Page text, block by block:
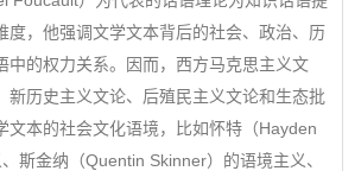
度，他强调文学文本背后的社会、政治、历
中的权力关系。因而，西方马克思主义文
新历史主义文论、后殖民主义文论和生态批
文本的社会文化语境，比如怀特（Hayden
斯金纳（Quentin Skinner）的语境主义、